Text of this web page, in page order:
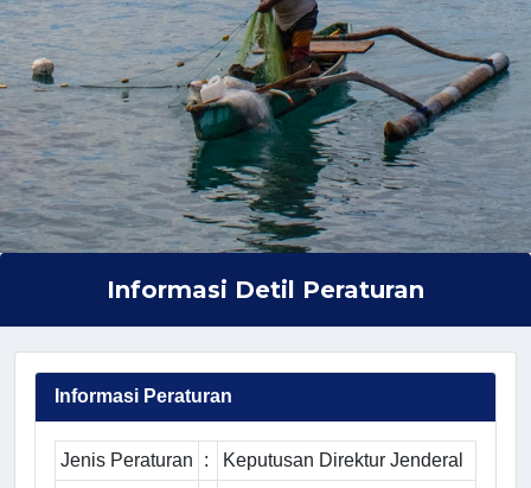
Informasi Detil Peraturan
Informasi Peraturan
Jenis Peraturan :
Keputusan Direktur Jenderal